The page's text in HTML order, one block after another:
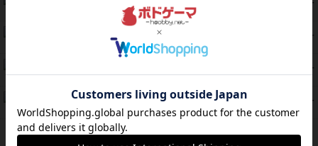
PT
2件の投稿
PT
1件の投稿
PT
紹介文なし 1件の投稿
PT
フリップ７：復讐心とともに
紹介文なし 2件の投稿
※Apple、Apple のロゴ は、米国および他の国々で登録されたApple Inc.の商標です。